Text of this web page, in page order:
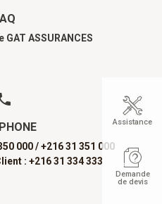
ASSURANCES
000 / +216 31 351 000
: +216 31 334 333
Assistance
Demande
de devis